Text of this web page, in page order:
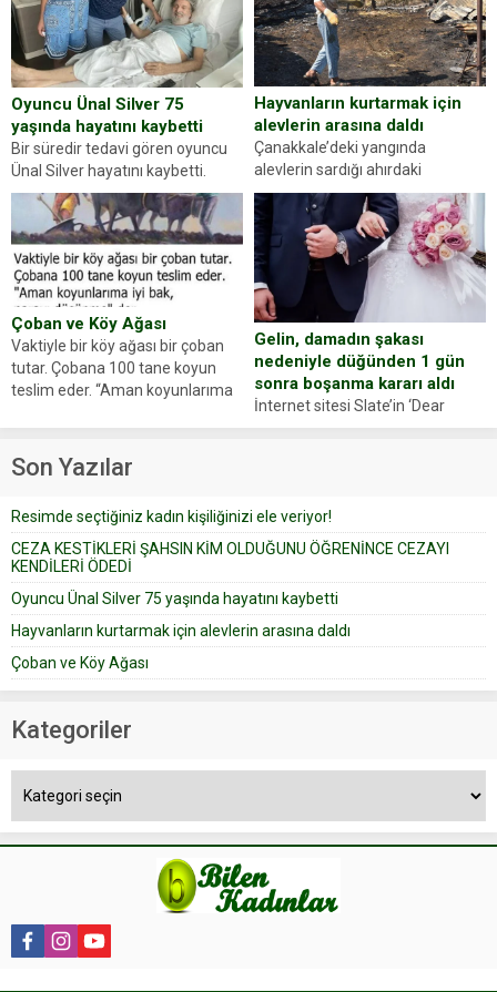
sorup belgelerini istedi. Sürücü
Abdurrahman Ö.nün verdiği
evraklarda eksik olduğunu...
Oyuncu Ünal Silver 75
yaşında hayatını kaybetti
Bir süredir tedavi gören oyuncu
Ünal Silver hayatını kaybetti.
Haberi, oyuncunun menajerlik
ajansı duyurdu. Renda Güner,
sosyal medya hesabında “Usta
Oyuncumuz ve çok değerli
dostumuz...
Hayvanların kurtarmak için
alevlerin arasına daldı
Çanakkale’deki yangında
alevlerin sardığı ahırdaki
hayvanlarını kurtarmak isteyen
Zeki Demir (66) ölümden döndü.
Yüzünde ve ellerinde yanıklar
oluşan Demir, kâbus dolu anları
anlattı… Merkeze bağlı...
Çoban ve Köy Ağası
Vaktiyle bir köy ağası bir çoban
tutar. Çobana 100 tane koyun
teslim eder. “Aman koyunlarıma
Gelin, damadın şakası
nedeniyle düğünden 1 gün
sonra boşanma kararı aldı
İnternet sitesi Slate’in ‘Dear
Prudence’ isimli tavsiye köşesine
yapıştırdığı için düğünden...
Son Yazılar
Resimde seçtiğiniz kadın kişiliğinizi ele veriyor!
CEZA KESTİKLERİ ŞAHSIN KİM OLDUĞUNU ÖĞRENİNCE CEZAYI
KENDİLERİ ÖDEDİ
Oyuncu Ünal Silver 75 yaşında hayatını kaybetti
Hayvanların kurtarmak için alevlerin arasına daldı
Çoban ve Köy Ağası
Kategoriler